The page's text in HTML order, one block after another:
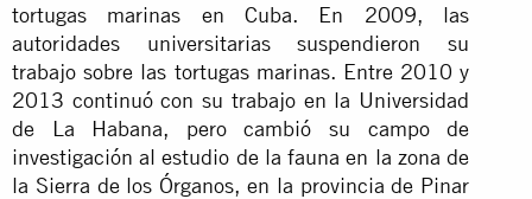
tortugas marinas en Cuba. En 2009, las
autoridades universitarias suspendieron su
trabajo sobre las tortugas marinas. Entre 2010 y
2013 continuó con su trabajo en la Universidad
de La Habana, pero cambió su campo de
investigación al estudio de la fauna en la zona de
la Sierra de los Órganos, en la provincia de Pinar